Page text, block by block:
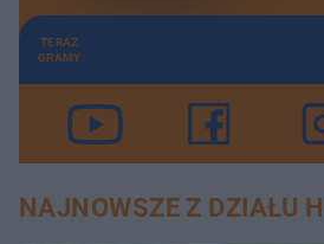
TERAZ
GRAMY
NAJNOWSZE Z DZIAŁU